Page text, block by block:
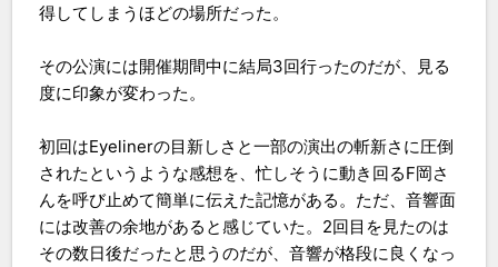
得してしまうほどの場所だった。
その公演には開催期間中に結局3回行ったのだが、見る
度に印象が変わった。
初回はEyelinerの目新しさと一部の演出の斬新さに圧倒
されたというような感想を、忙しそうに動き回るF岡さ
んを呼び止めて簡単に伝えた記憶がある。ただ、音響面
には改善の余地があると感じていた。2回目を見たのは
その数日後だったと思うのだが、音響が格段に良くなっ